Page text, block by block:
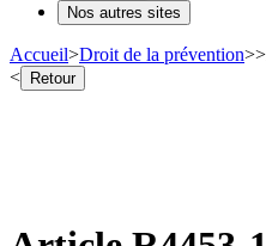
Nos autres sites
Accueil>Droit de la prévention>>
< Retour